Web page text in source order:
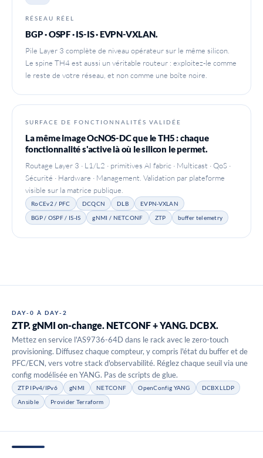
RÉSEAU RÉEL
BGP · OSPF · IS-IS · EVPN-VXLAN.
Pile Layer 3 complète de niveau opérateur sur le même silicon.
Le spine TH4 est aussi un véritable routeur : exploitez-le comme
le reste de votre réseau, et non comme une boîte noire.
SURFACE DE FONCTIONNALITÉS VALIDÉE
La même image OcNOS-DC que le TH5 : chaque
fonctionnalité s'active là où le silicon le permet.
Routage Layer 3 · L1/L2 · primitives AI fabric · Multicast · QoS ·
Sécurité · Hardware · Management. Validation par plateforme
visible sur la matrice publique.
RoCEv2 / PFC DCQCN DLB
EVPN-VXLAN
BGP / OSPF / IS-IS
gNMI / NETCONF ZTP buffer telemetry
DAY-0 À DAY-2
ZTP. gNMI on-change. NETCONF + YANG. DCBX.
Mettez en service l'AS9736-64D dans le rack avec le zero-touch
provisioning. Diffusez chaque compteur, y compris l'état du buffer et de
PFC/ECN, vers votre stack d'observabilité. Réglez chaque seuil via une
config modélisée en YANG. Pas de scripts de glue.
ZTP IPv4/IPv6 gNMI NETCONF OpenConfig YANG
DCBX LLDP
Ansible
Provider Terraform